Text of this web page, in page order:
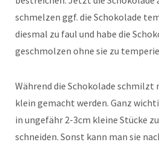
schmelzen ggf. die Schokolade
diesmal zu faul und habe die
geschmolzen ohne sie zu
Während die Schokolade schmilzt
klein gemacht werden. Ganz
in ungefähr 2-3cm kleine Stücke
schneiden. Sonst kann man sie